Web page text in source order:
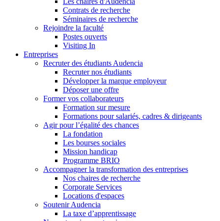
Contrats de recherche
Séminaires de recherche
Rejoindre la faculté
Postes ouverts
Visiting In
Entreprises
Recruter des étudiants Audencia
Recruter nos étudiants
Développer la marque employeur
Déposer une offre
Former vos collaborateurs
Formation sur mesure
Formations pour salariés, cadres & dirigeants
Agir pour l’égalité des chances
La fondation
Les bourses sociales
Mission handicap
Programme BRIO
Accompagner la transformation des entreprises
Nos chaires de recherche
Corporate Services
Locations d'espaces
Soutenir Audencia
La taxe d’apprentissage